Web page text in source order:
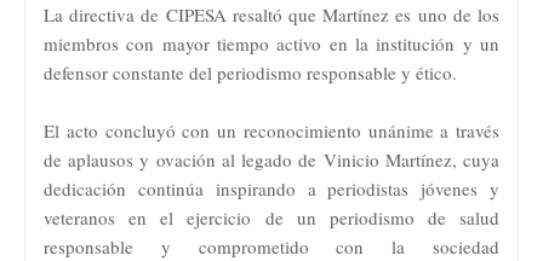
La directiva de CIPESA resaltó que Martínez es uno de los
miembros con mayor tiempo activo en la institución y un
defensor constante del periodismo responsable y ético.
El acto concluyó con un reconocimiento unánime a través
de aplausos y ovación al legado de Vinicio Martínez, cuya
dedicación continúa inspirando a periodistas jóvenes y
veteranos en el ejercicio de un periodismo de salud
responsable y comprometido con la sociedad